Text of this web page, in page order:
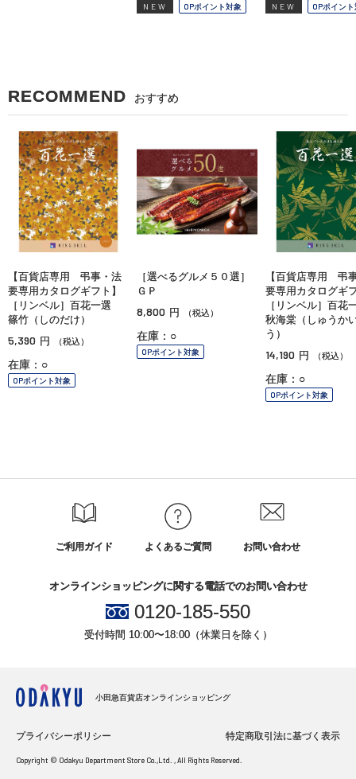
NEW OPポイント対象 NEW OPポイン
RECOMMEND おすすめ
【百貨店専用 弔事・法
要専用カタログギフト】
［リンベル］百花一選
篠竹（しのだけ）
5,390 円 （税込）
在庫：○
OPポイント対象
［選べるグルメ５０選］
ＧＰ
8,800 円 （税込）
在庫：○
OPポイント対象
【百貨店専用 弔
要専用カタログギ
［リンベル］百
秋海棠（しゅうか
う）
14,190 円 （税込）
在庫：○
OPポイント対象
ご利用ガイド よくあるご質問 お問い合わせ
オンラインショッピングに関する電話でのお問い合わせ
0120-185-550
受付時間 10:00〜18:00（休業日を除く）
小田急百貨店オンラインショッピング
プライバシーポリシー 特定商取引法に基づく表示
Copyright © Odakyu Department Store Co.,Ltd. , All Rights Reserved.